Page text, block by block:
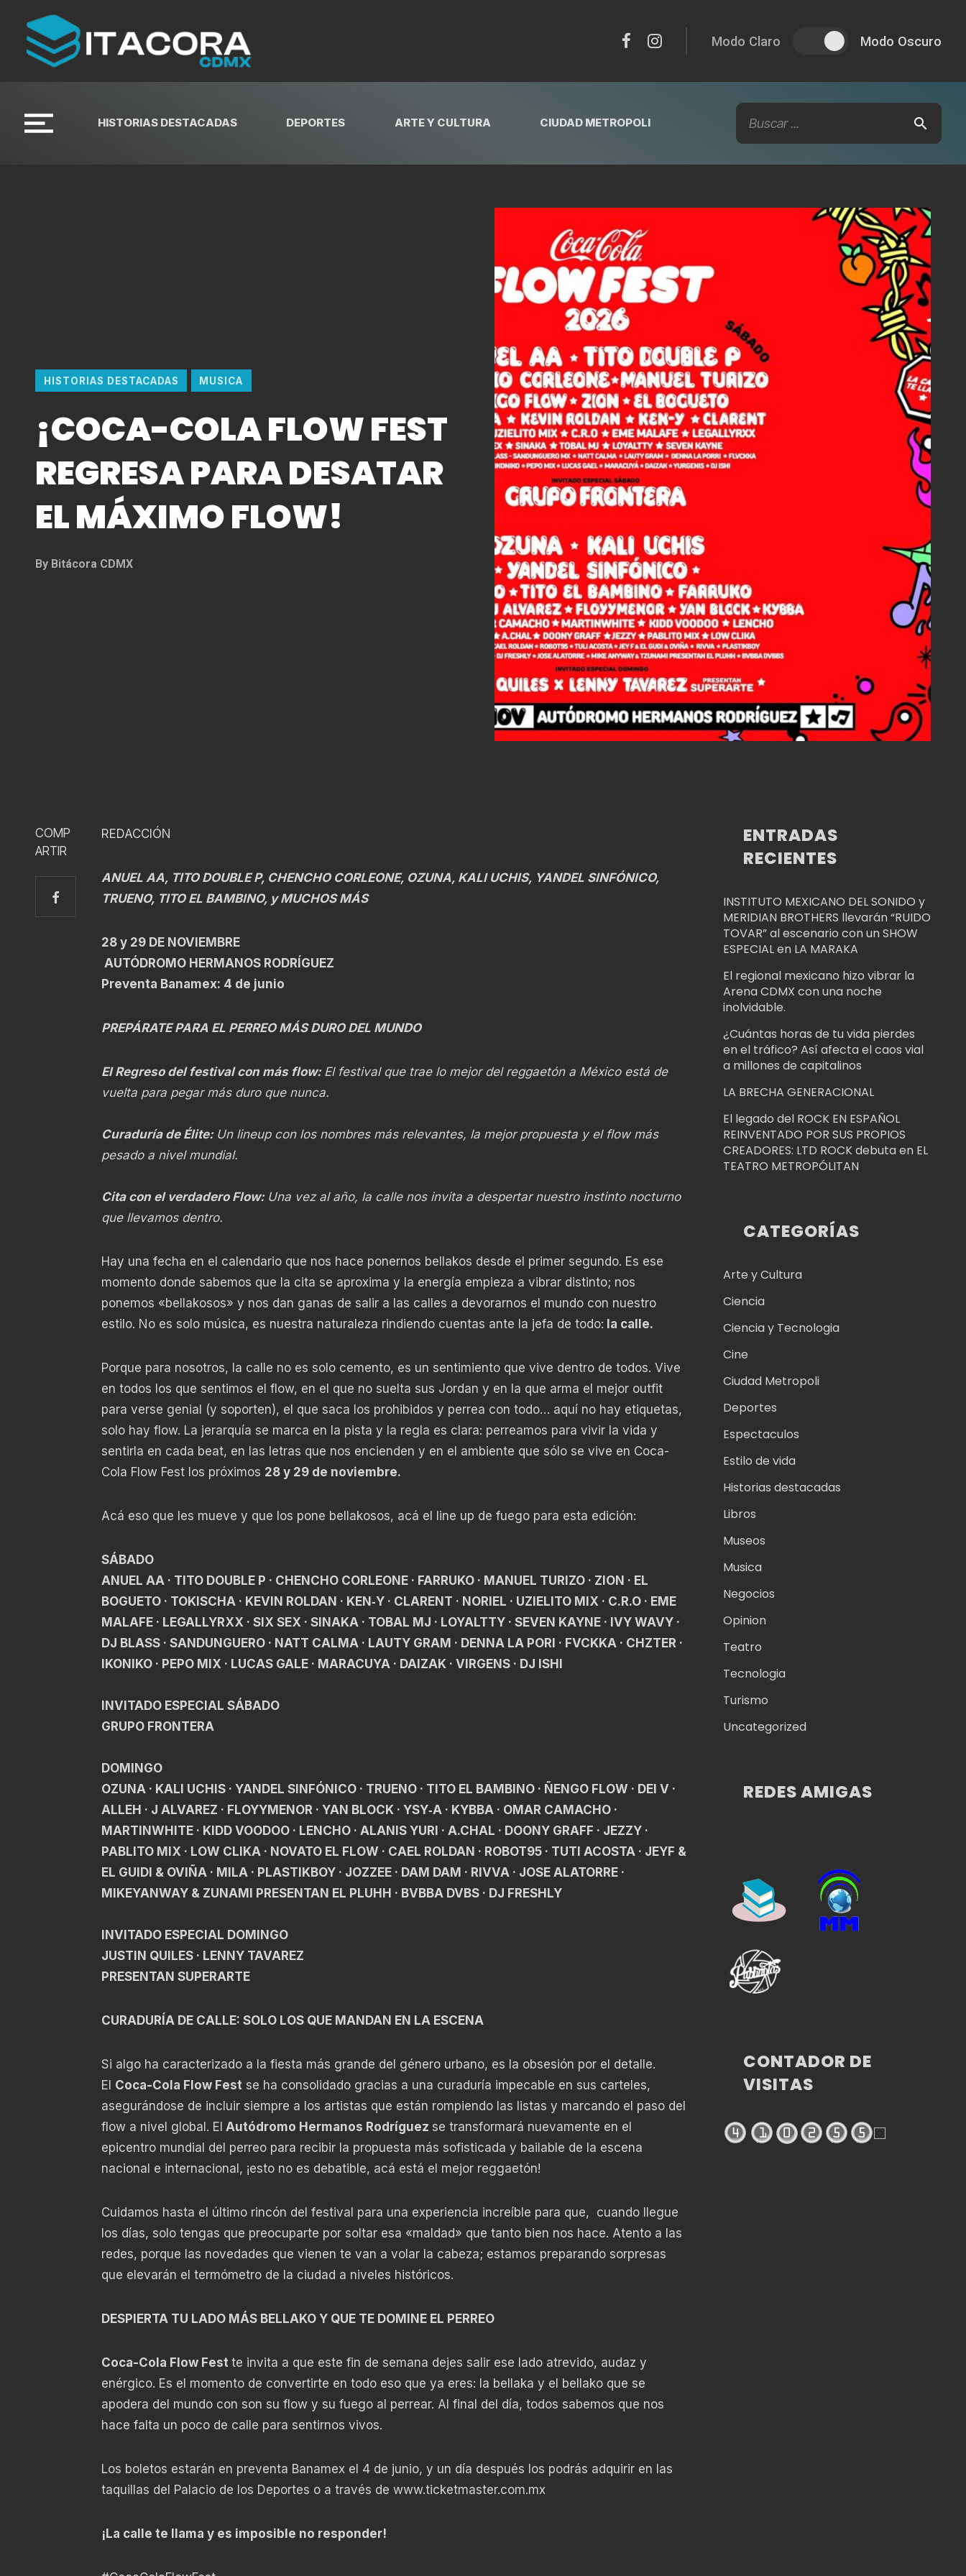
Modo Claro Modo Oscuro
HISTORIAS DESTACADAS DEPORTES ARTE Y CULTURA CIUDAD METROPOLI
HISTORIAS DESTACADAS MUSICA
¡COCA-COLA FLOW FEST
REGRESA PARA DESATAR
EL MÁXIMO FLOW!
By Bitácora CDMX
COMP
ARTIR
REDACCIÓN
ANUEL AA, TITO DOUBLE P, CHENCHO CORLEONE, OZUNA, KALI UCHIS, YANDEL SINFÓNICO,
TRUENO, TITO EL BAMBINO, y MUCHOS MÁS
28 y 29 DE NOVIEMBRE
AUTÓDROMO HERMANOS RODRÍGUEZ
Preventa Banamex: 4 de junio
PREPÁRATE PARA EL PERREO MÁS DURO DEL MUNDO
El Regreso del festival con más flow: El festival que trae lo mejor del reggaetón a México está de
vuelta para pegar más duro que nunca.
Curaduría de Élite: Un lineup con los nombres más relevantes, la mejor propuesta y el flow más
pesado a nivel mundial.
Cita con el verdadero Flow: Una vez al año, la calle nos invita a despertar nuestro instinto nocturno
que llevamos dentro.
Hay una fecha en el calendario que nos hace ponernos bellakos desde el primer segundo. Es ese
momento donde sabemos que la cita se aproxima y la energía empieza a vibrar distinto; nos
ponemos «bellakosos» y nos dan ganas de salir a las calles a devorarnos el mundo con nuestro
estilo. No es solo música, es nuestra naturaleza rindiendo cuentas ante la jefa de todo: la calle.
Porque para nosotros, la calle no es solo cemento, es un sentimiento que vive dentro de todos. Vive
en todos los que sentimos el flow, en el que no suelta sus Jordan y en la que arma el mejor outfit
para verse genial (y soporten), el que saca los prohibidos y perrea con todo… aquí no hay etiquetas,
solo hay flow. La jerarquía se marca en la pista y la regla es clara: perreamos para vivir la vida y
sentirla en cada beat, en las letras que nos encienden y en el ambiente que sólo se vive en Coca-
Cola Flow Fest los próximos 28 y 29 de noviembre.
Acá eso que les mueve y que los pone bellakosos, acá el line up de fuego para esta edición:
SÁBADO
ANUEL AA · TITO DOUBLE P · CHENCHO CORLEONE · FARRUKO · MANUEL TURIZO · ZION · EL
BOGUETO · TOKISCHA · KEVIN ROLDAN · KEN‑Y · CLARENT · NORIEL · UZIELITO MIX · C.R.O · EME
MALAFE · LEGALLYRXX · SIX SEX · SINAKA · TOBAL MJ · LOYALTTY · SEVEN KAYNE · IVY WAVY ·
DJ BLASS · SANDUNGUERO · NATT CALMA · LAUTY GRAM · DENNA LA PORI · FVCKKA · CHZTER ·
IKONIKO · PEPO MIX · LUCAS GALE · MARACUYA · DAIZAK · VIRGENS · DJ ISHI
INVITADO ESPECIAL SÁBADO
GRUPO FRONTERA
DOMINGO
OZUNA · KALI UCHIS · YANDEL SINFÓNICO · TRUENO · TITO EL BAMBINO · ÑENGO FLOW · DEI V ·
ALLEH · J ALVAREZ · FLOYYMENOR · YAN BLOCK · YSY‑A · KYBBA · OMAR CAMACHO ·
MARTINWHITE · KIDD VOODOO · LENCHO · ALANIS YURI · A.CHAL · DOONY GRAFF · JEZZY ·
PABLITO MIX · LOW CLIKA · NOVATO EL FLOW · CAEL ROLDAN · ROBOT95 · TUTI ACOSTA · JEYF &
EL GUIDI & OVIÑA · MILA · PLASTIKBOY · JOZZEE · DAM DAM · RIVVA · JOSE ALATORRE ·
MIKEYANWAY & ZUNAMI PRESENTAN EL PLUHH · BVBBA DVBS · DJ FRESHLY
INVITADO ESPECIAL DOMINGO
JUSTIN QUILES · LENNY TAVAREZ
PRESENTAN SUPERARTE
CURADURÍA DE CALLE: SOLO LOS QUE MANDAN EN LA ESCENA
Si algo ha caracterizado a la fiesta más grande del género urbano, es la obsesión por el detalle.
El Coca-Cola Flow Fest se ha consolidado gracias a una curaduría impecable en sus carteles,
asegurándose de incluir siempre a los artistas que están rompiendo las listas y marcando el paso del
flow a nivel global. El Autódromo Hermanos Rodríguez se transformará nuevamente en el
epicentro mundial del perreo para recibir la propuesta más sofisticada y bailable de la escena
nacional e internacional, ¡esto no es debatible, acá está el mejor reggaetón!
Cuidamos hasta el último rincón del festival para una experiencia increíble para que, cuando llegue
los días, solo tengas que preocuparte por soltar esa «maldad» que tanto bien nos hace. Atento a las
redes, porque las novedades que vienen te van a volar la cabeza; estamos preparando sorpresas
que elevarán el termómetro de la ciudad a niveles históricos.
DESPIERTA TU LADO MÁS BELLAKO Y QUE TE DOMINE EL PERREO
Coca-Cola Flow Fest te invita a que este fin de semana dejes salir ese lado atrevido, audaz y
enérgico. Es el momento de convertirte en todo eso que ya eres: la bellaka y el bellako que se
apodera del mundo con son su flow y su fuego al perrear. Al final del día, todos sabemos que nos
hace falta un poco de calle para sentirnos vivos.
Los boletos estarán en preventa Banamex el 4 de junio, y un día después los podrás adquirir en las
taquillas del Palacio de los Deportes o a través de www.ticketmaster.com.mx
¡La calle te llama y es imposible no responder!
ENTRADAS
RECIENTES
INSTITUTO MEXICANO DEL SONIDO y
MERIDIAN BROTHERS llevarán “RUIDO
TOVAR” al escenario con un SHOW
ESPECIAL en LA MARAKA
El regional mexicano hizo vibrar la
Arena CDMX con una noche
inolvidable.
¿Cuántas horas de tu vida pierdes
en el tráfico? Así afecta el caos vial
a millones de capitalinos
LA BRECHA GENERACIONAL
El legado del ROCK EN ESPAÑOL
REINVENTADO POR SUS PROPIOS
CREADORES: LTD ROCK debuta en EL
TEATRO METROPÓLITAN
CATEGORÍAS
Arte y Cultura
Ciencia
Ciencia y Tecnologia
Cine
Ciudad Metropoli
Deportes
Espectaculos
Estilo de vida
Historias destacadas
Libros
Museos
Musica
Negocios
Opinion
Teatro
Tecnologia
Turismo
Uncategorized
REDES AMIGAS
CONTADOR DE
VISITAS